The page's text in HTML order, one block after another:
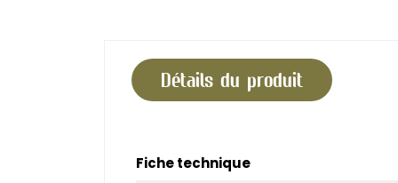
Détails du produit
Fiche technique